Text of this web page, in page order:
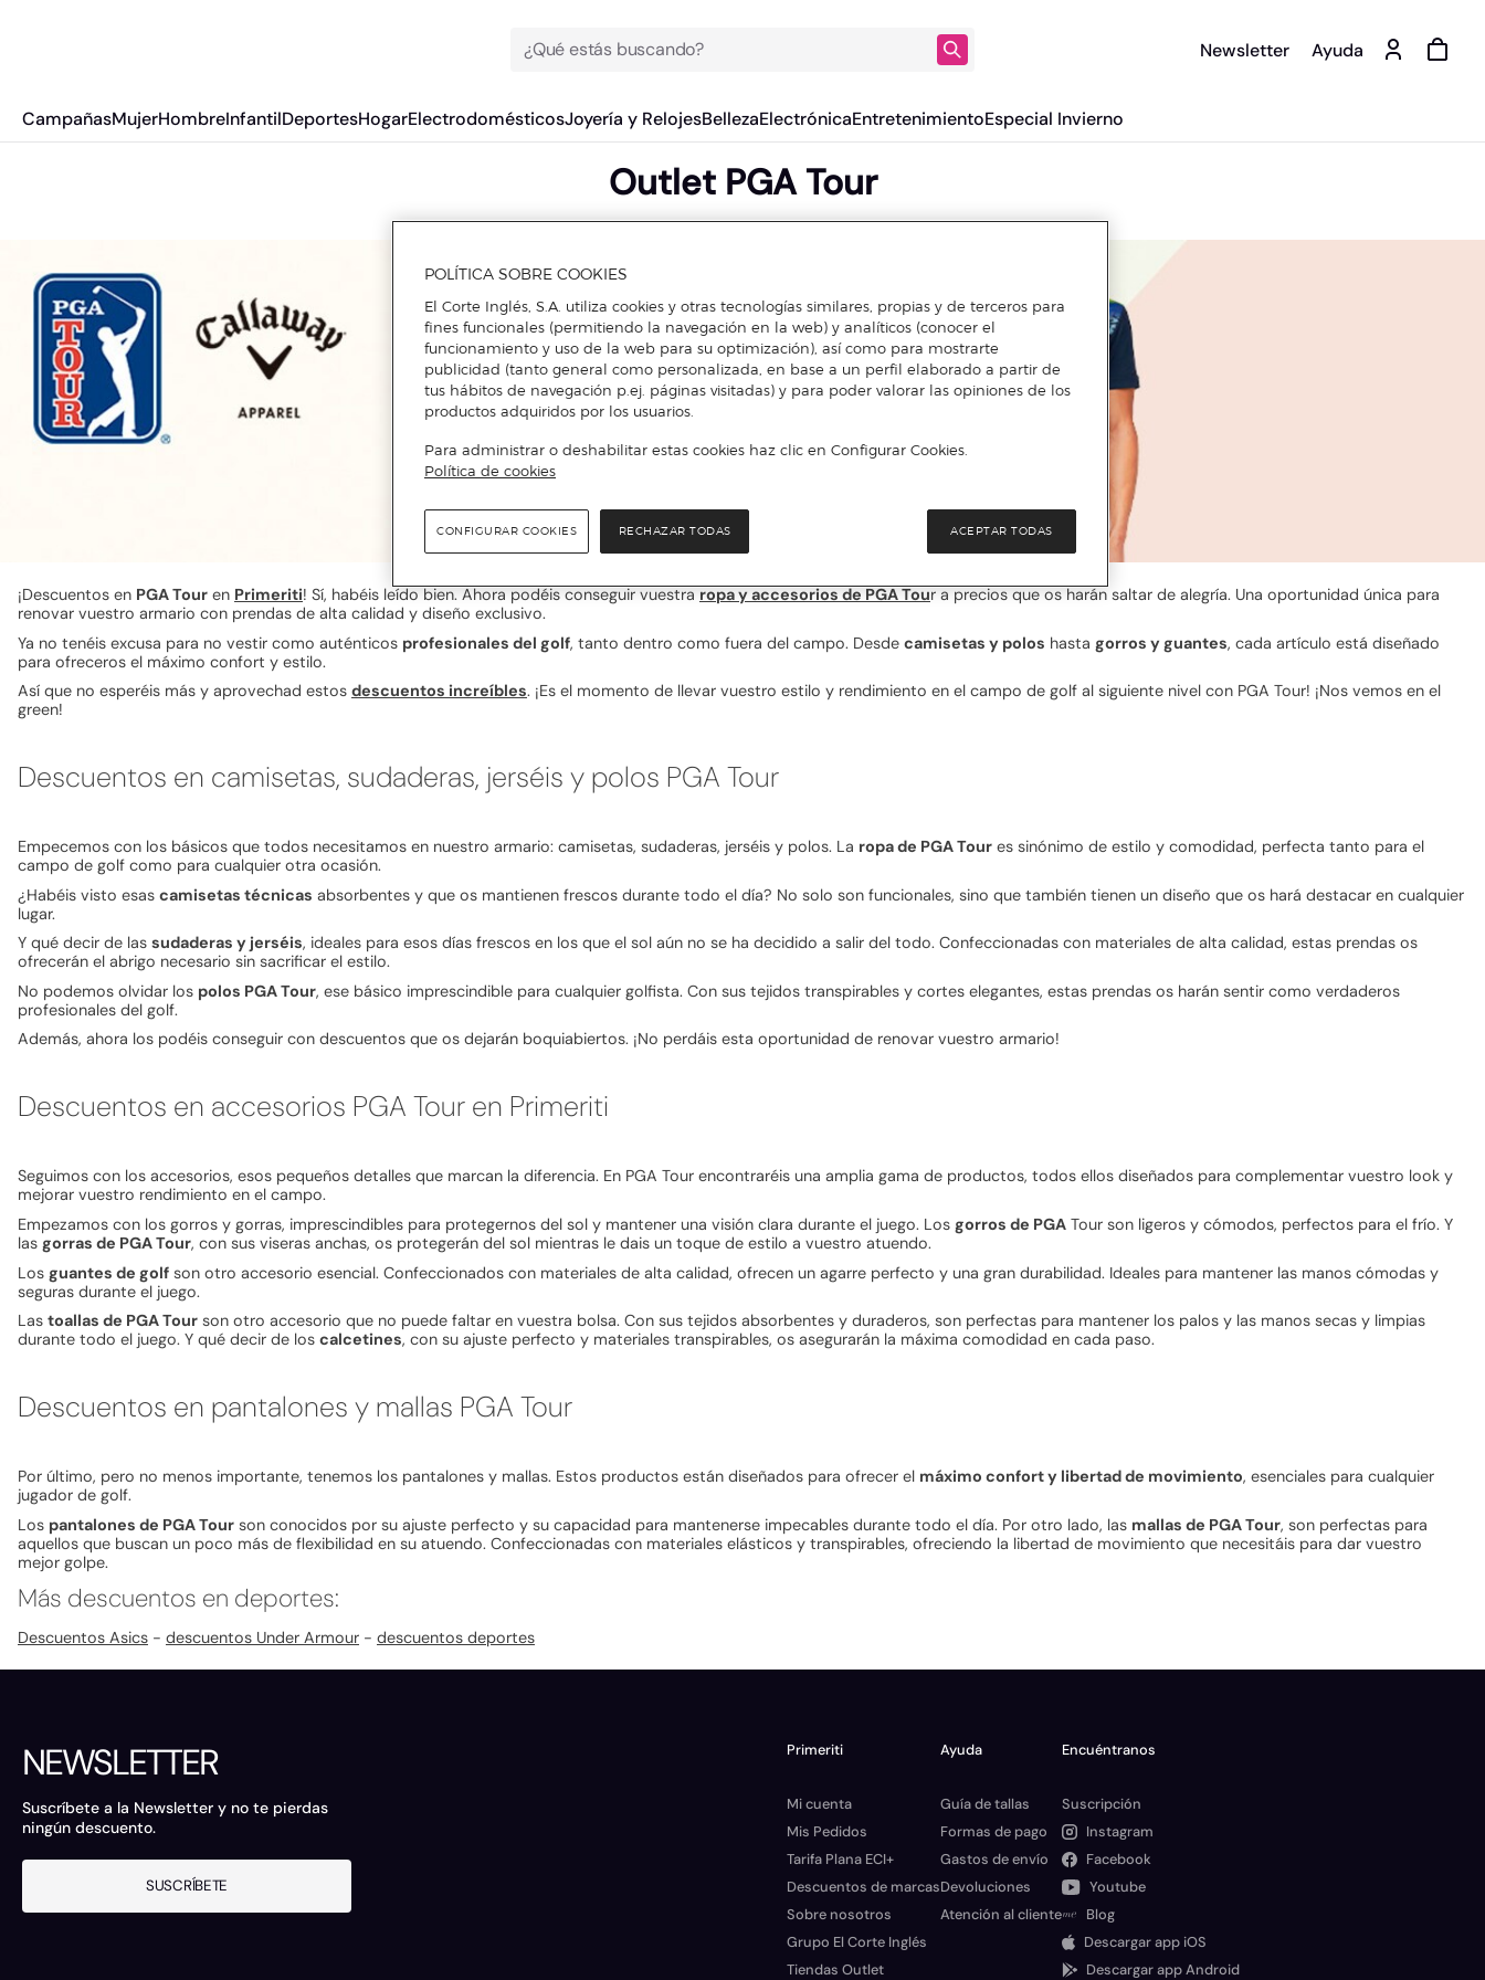
¿Qué estás buscando? Newsletter Ayuda
CampañasMujerHombreInfantilDeportesHogarElectrodomésticosJoyería y RelojesBellezaElectrónicaEntretenimientoEspecial Invierno
Outlet PGA Tour
¡Descuentos en PGA Tour en Primeriti! Sí, habéis leído bien. Ahora podéis conseguir vuestraropa y accesorios de PGA Tour a precios que os harán saltar de alegría. Una oportunidad única para
renovar vuestro armario con prendas de alta calidad y diseño exclusivo.
Ya no tenéis excusa para no vestir como auténticos profesionales del golf, tanto dentro como fuera del campo. Desde camisetas y polos hasta gorros y guantes, cada artículo está diseñado
para ofreceros el máximo confort y estilo.
Así que no esperéis más y aprovechad estos descuentos increíbles. ¡Es el momento de llevar vuestro estilo y rendimiento en el campo de golf al siguiente nivel con PGA Tour! ¡Nos vemos en el
green!
Descuentos en camisetas, sudaderas, jerséis y polos PGA Tour
Empecemos con los básicos que todos necesitamos en nuestro armario: camisetas, sudaderas, jerséis y polos. La ropa de PGA Tour es sinónimo de estilo y comodidad, perfecta tanto para el
campo de golf como para cualquier otra ocasión.
¿Habéis visto esas camisetas técnicas absorbentes y que os mantienen frescos durante todo el día? No solo son funcionales, sino que también tienen un diseño que os hará destacar en cualquier
lugar.
Y qué decir de las sudaderas y jerséis, ideales para esos días frescos en los que el sol aún no se ha decidido a salir del todo. Confeccionadas con materiales de alta calidad, estas prendas os
ofrecerán el abrigo necesario sin sacrificar el estilo.
No podemos olvidar los polos PGA Tour, ese básico imprescindible para cualquier golfista. Con sus tejidos transpirables y cortes elegantes, estas prendas os harán sentir como verdaderos
profesionales del golf.
Además, ahora los podéis conseguir con descuentos que os dejarán boquiabiertos. ¡No perdáis esta oportunidad de renovar vuestro armario!
Descuentos en accesorios PGA Tour en Primeriti
Seguimos con los accesorios, esos pequeños detalles que marcan la diferencia. En PGA Tour encontraréis una amplia gama de productos, todos ellos diseñados para complementar vuestro look y
mejorar vuestro rendimiento en el campo.
Empezamos con los gorros y gorras, imprescindibles para protegernos del sol y mantener una visión clara durante el juego. Los gorros de PGA Tour son ligeros y cómodos, perfectos para el frío. Y
las gorras de PGA Tour, con sus viseras anchas, os protegerán del sol mientras le dais un toque de estilo a vuestro atuendo.
Los guantes de golf son otro accesorio esencial. Confeccionados con materiales de alta calidad, ofrecen un agarre perfecto y una gran durabilidad. Ideales para mantener las manos cómodas y
seguras durante el juego.
Las toallas de PGA Tour son otro accesorio que no puede faltar en vuestra bolsa. Con sus tejidos absorbentes y duraderos, son perfectas para mantener los palos y las manos secas y limpias
durante todo el juego. Y qué decir de los calcetines, con su ajuste perfecto y materiales transpirables, os asegurarán la máxima comodidad en cada paso.
Descuentos en pantalones y mallas PGA Tour
Por último, pero no menos importante, tenemos los pantalones y mallas. Estos productos están diseñados para ofrecer el máximo confort y libertad de movimiento, esenciales para cualquier
jugador de golf.
Los pantalones de PGA Tour son conocidos por su ajuste perfecto y su capacidad para mantenerse impecables durante todo el día. Por otro lado, las mallas de PGA Tour, son perfectas para
aquellos que buscan un poco más de flexibilidad en su atuendo. Confeccionadas con materiales elásticos y transpirables, ofreciendo la libertad de movimiento que necesitáis para dar vuestro
mejor golpe.
Más descuentos en deportes:
Descuentos Asics - descuentos Under Armour - descuentos deportes
NEWSLETTER
Suscríbete a la Newsletter y no te pierdas
ningún descuento.
SUSCRÍBETE
Primeriti
Mi cuenta
Mis Pedidos
Tarifa Plana ECI+
Descuentos de marcas
Sobre nosotros
Grupo El Corte Inglés
Tiendas Outlet
Ayuda
Guía de tallas
Formas de pago
Gastos de envío
Devoluciones
Atención al cliente
Encuéntranos
Suscripción
Instagram
Facebook
Youtube
Blog
Descargar app iOS
Descargar app Android
POLÍTICA SOBRE COOKIES
El Corte Inglés, S.A. utiliza cookies y otras tecnologías similares, propias y de terceros para
fines funcionales (permitiendo la navegación en la web) y analíticos (conocer el
funcionamiento y uso de la web para su optimización), así como para mostrarte
publicidad (tanto general como personalizada, en base a un perfil elaborado a partir de
tus hábitos de navegación p.ej. páginas visitadas) y para poder valorar las opiniones de los
productos adquiridos por los usuarios.
Para administrar o deshabilitar estas cookies haz clic en Configurar Cookies.
Política de cookies
RECHAZAR TODAS ACEPTAR TODAS
CONFIGURAR COOKIES